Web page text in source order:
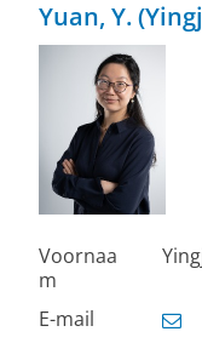
Yuan, Y.
Voornaa
m
E-mail